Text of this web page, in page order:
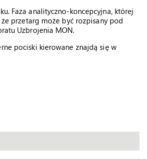
Faza analityczno-koncepcyjna, której
przetarg może być rozpisany pod
Uzbrojenia MON.
pociski kierowane znajdą się w